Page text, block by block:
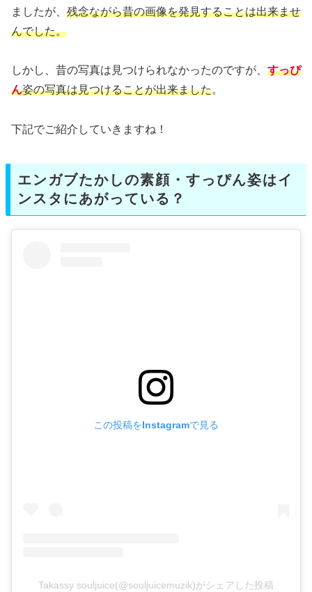
ましたが、 残念ながら昔の画像を発見することは出来ませ
んでした。
しかし、昔の写真は見つけられなかったのですが、 すっぴ
ん姿の写真は見つけることが出来ました。
下記でご紹介していきますね！
エンガブたかしの素顔・すっぴん姿はイ
ンスタにあがっている？
この投稿をInstagramで見る
Takassy souljuice(@souljuicemuzik)がシェアした投稿